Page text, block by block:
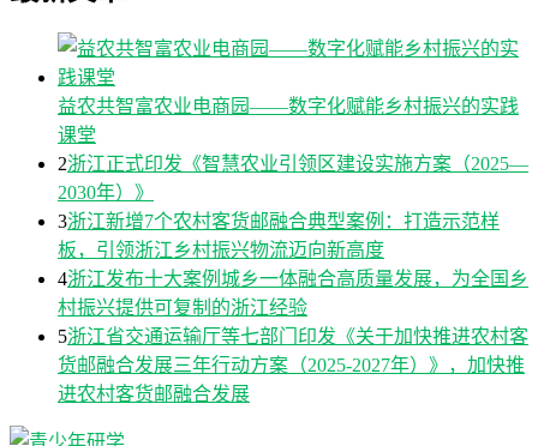
益农共智富农业电商园——数字化赋能乡村振兴的实践
课堂
2浙江正式印发《智慧农业引领区建设实施方案（2025—
2030年）》
3浙江新增7个农村客货邮融合典型案例：打造示范样
板，引领浙江乡村振兴物流迈向新高度
4浙江发布十大案例城乡一体融合高质量发展，为全国乡
村振兴提供可复制的浙江经验
5浙江省交通运输厅等七部门印发《关于加快推进农村客
货邮融合发展三年行动方案（2025-2027年）》，加快推
进农村客货邮融合发展